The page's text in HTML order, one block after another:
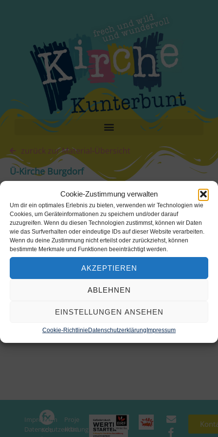
Cookie-Zustimmung verwalten
Um dir ein optimales Erlebnis zu bieten, verwenden wir Technologien wie
Cookies, um Geräteinformationen zu speichern und/oder darauf
zuzugreifen. Wenn du diesen Technologien zustimmst, können wir Daten
wie das Surfverhalten oder eindeutige IDs auf dieser Website verarbeiten.
Wenn du deine Zustimmung nicht erteilst oder zurückziehst, können
bestimmte Merkmale und Funktionen beeinträchtigt werden.
AKZEPTIEREN
ABLEHNEN
EINSTELLUNGEN ANSEHEN
Cookie-Richtlinie Datenschutzerklärung Impressum
zurück zur Material-Übersicht
Ü-Kirche Burgdorf
Impressum
Datenschutzerklärung
In
Koo
Proje
ktträ